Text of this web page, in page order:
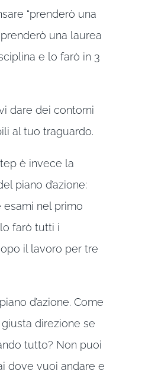
“prenderò una
una laurea
e lo farò in 3
dare dei contorni
al tuo traguardo.
è invece la
piano d’azione:
esami nel primo
farò tutti i
il lavoro per tre
d’azione. Come
direzione se
tutto? Non puoi
dove vuoi andare e